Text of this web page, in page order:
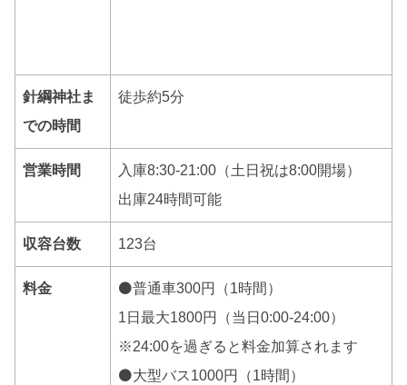
針綱神社ま
での時間
徒歩約5分
営業時間
入庫8:30-21:00（土日祝は8:00開場）
出庫24時間可能
収容台数 123台
料金
⚫普通車300円（1時間）
1日最大1800円（当日0:00-24:00）
※24:00を過ぎると料金加算されます
⚫大型バス1000円（1時間）